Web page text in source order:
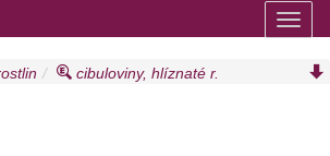
cibuloviny, hlíznaté r.